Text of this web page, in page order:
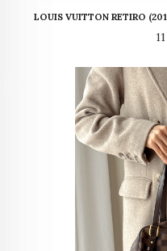
LOUIS VUITTON RETIRO